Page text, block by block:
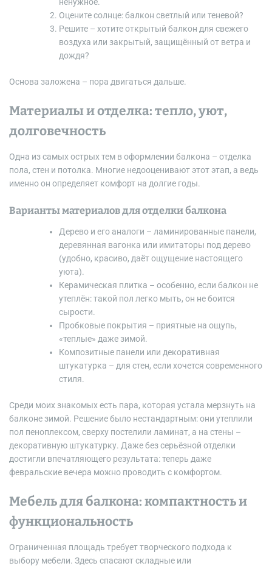
Оцените солнце: балкон светлый или теневой?
Решите – хотите открытый балкон для свежего
воздуха или закрытый, защищённый от ветра и
дождя?
Основа заложена – пора двигаться дальше.
Материалы и отделка: тепло, уют,
долговечность
Одна из самых острых тем в оформлении балкона – отделка
пола, стен и потолка. Многие недооценивают этот этап, а ведь
именно он определяет комфорт на долгие годы.
Варианты материалов для отделки балкона
Дерево и его аналоги – ламинированные панели,
деревянная вагонка или имитаторы под дерево
(удобно, красиво, даёт ощущение настоящего
уюта).
Керамическая плитка – особенно, если балкон не
утеплён: такой пол легко мыть, он не боится
сырости.
Пробковые покрытия – приятные на ощупь,
«теплые» даже зимой.
Композитные панели или декоративная
штукатурка – для стен, если хочется современного
стиля.
Среди моих знакомых есть пара, которая устала мерзнуть на
балконе зимой. Решение было нестандартным: они утеплили
пол пеноплексом, сверху постелили ламинат, а на стены –
декоративную штукатурку. Даже без серьёзной отделки
достигли впечатляющего результата: теперь даже
февральские вечера можно проводить с комфортом.
Мебель для балкона: компактность и
функциональность
Ограниченная площадь требует творческого подхода к
выбору мебели. Здесь спасают складные или